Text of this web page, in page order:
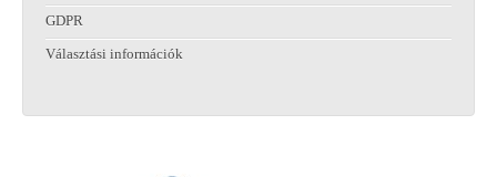
GDPR
Választási információk